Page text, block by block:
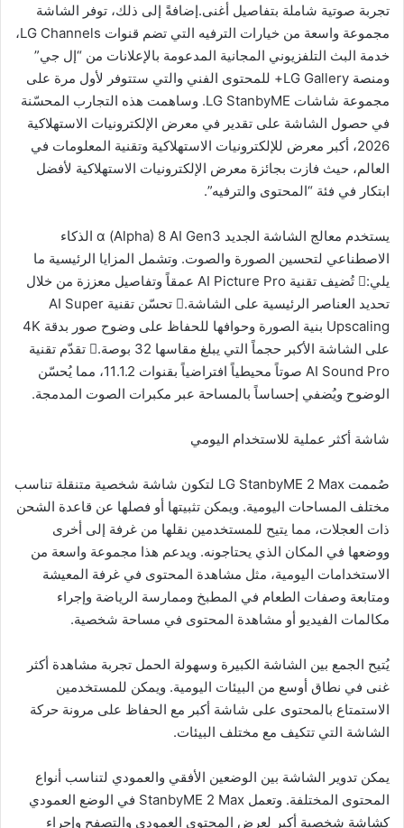
تجربة صوتية شاملة بتفاصيل أغنى.إضافةً إلى ذلك، توفر الشاشة
مجموعة واسعة من خيارات الترفيه التي تضم قنوات LG Channels،
خدمة البث التلفزيوني المجانية المدعومة بالإعلانات من “إل جي”
ومنصة LG Gallery+ للمحتوى الفني والتي ستتوفر لأول مرة على
مجموعة شاشات LG StanbyME. وساهمت هذه التجارب المحسّنة
في حصول الشاشة على تقدير في معرض الإلكترونيات الاستهلاكية
2026، أكبر معرض للإلكترونيات الاستهلاكية وتقنية المعلومات في
العالم، حيث فازت بجائزة معرض الإلكترونيات الاستهلاكية لأفضل
ابتكار في فئة “المحتوى والترفيه”.
يستخدم معالج الشاشة الجديد α (Alpha) 8 AI Gen3 الذكاء
الاصطناعي لتحسين الصورة والصوت. وتشمل المزايا الرئيسية ما
يلي: تُضيف تقنية AI Picture Pro عمقاً وتفاصيل معززة من خلال
تحديد العناصر الرئيسية على الشاشة. تحسّن تقنية AI Super
Upscaling بنية الصورة وحوافها للحفاظ على وضوح صور بدقة 4K
على الشاشة الأكبر حجماً التي يبلغ مقاسها 32 بوصة. تقدّم تقنية
AI Sound Pro صوتاً محيطياً افتراضياً بقنوات 11.1.2، مما يُحسّن
الوضوح ويُضفي إحساساً بالمساحة عبر مكبرات الصوت المدمجة.
شاشة أكثر عملية للاستخدام اليومي
صُممت LG StanbyME 2 Max لتكون شاشة شخصية متنقلة تناسب
مختلف المساحات اليومية. ويمكن تثبيتها أو فصلها عن قاعدة الشحن
ذات العجلات، مما يتيح للمستخدمين نقلها من غرفة إلى أخرى
ووضعها في المكان الذي يحتاجونه. ويدعم هذا مجموعة واسعة من
الاستخدامات اليومية، مثل مشاهدة المحتوى في غرفة المعيشة
ومتابعة وصفات الطعام في المطبخ وممارسة الرياضة وإجراء
مكالمات الفيديو أو مشاهدة المحتوى في مساحة شخصية.
يُتيح الجمع بين الشاشة الكبيرة وسهولة الحمل تجربة مشاهدة أكثر
غنى في نطاق أوسع من البيئات اليومية. ويمكن للمستخدمين
الاستمتاع بالمحتوى على شاشة أكبر مع الحفاظ على مرونة حركة
الشاشة التي تتكيف مع مختلف البيئات.
يمكن تدوير الشاشة بين الوضعين الأفقي والعمودي لتناسب أنواع
المحتوى المختلفة. وتعمل StanbyME 2 Max في الوضع العمودي
كشاشة شخصية أكبر لعرض المحتوى العمودي والتصفح وإجراء